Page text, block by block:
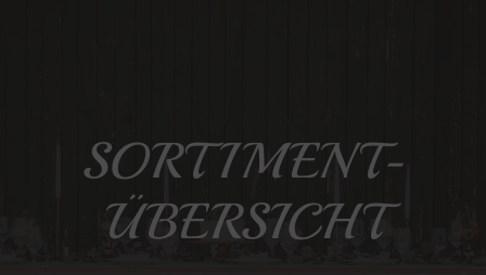
SORTIMENT-
ÜBERSICHT